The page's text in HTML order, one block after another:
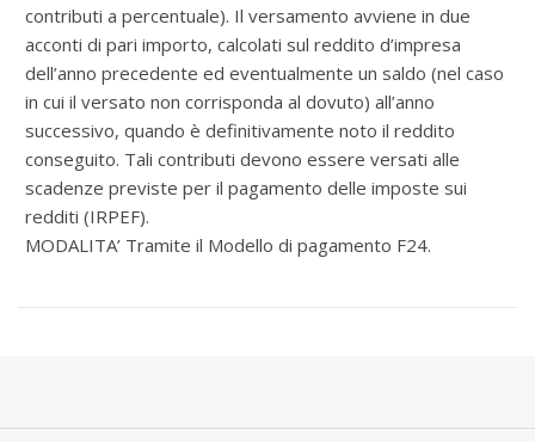
contributi a percentuale). Il versamento avviene in due
acconti di pari importo, calcolati sul reddito d’impresa
dell’anno precedente ed eventualmente un saldo (nel caso
in cui il versato non corrisponda al dovuto) all’anno
successivo, quando è definitivamente noto il reddito
conseguito. Tali contributi devono essere versati alle
scadenze previste per il pagamento delle imposte sui
redditi (IRPEF).
MODALITA’ Tramite il Modello di pagamento F24.